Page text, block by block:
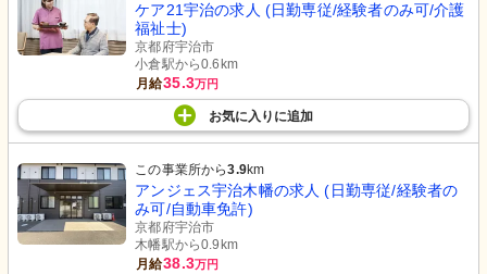
ケア21宇治の求人 (日勤専従/経験者のみ可/介護
福祉士)
京都府宇治市
小倉駅から0.6km
月給35.3万円
お気に入り に追加
この事業所から3.9km
アンジェス宇治木幡の求人 (日勤専従/経験者の
み可/自動車免許)
京都府宇治市
木幡駅から0.9km
月給38.3万円